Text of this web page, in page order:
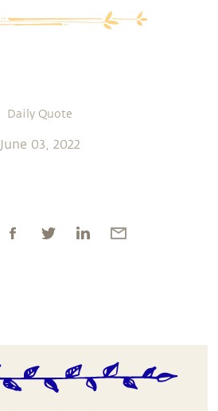
Daily Quote
June 03, 2022